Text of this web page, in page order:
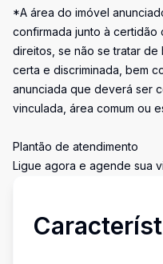
*A área do imóvel
confirmada junto à
direitos, se não se tratar
certa e discriminada, bem
anunciada que deverá ser
vinculada, área comum ou
Plantão de atendimento
Ligue agora e agende sua